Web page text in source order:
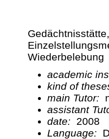
Wiederbelebung
academic
kind of
main Tutor:
assistant
date:
2008
Language: